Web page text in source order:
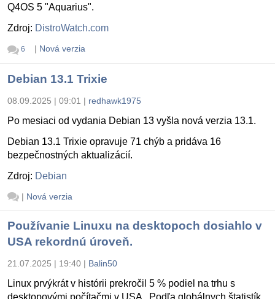
Q4OS 5 "Aquarius".
Zdroj: DistroWatch.com
6 | Nová verzia
Debian 13.1 Trixie
08.09.2025 | 09:01 | redhawk1975
Po mesiaci od vydania Debian 13 vyšla nová verzia 13.1.
Debian 13.1 Trixie opravuje 71 chýb a pridáva 16
bezpečnostných aktualizácií.
Zdroj: Debian
| Nová verzia
Používanie Linuxu na desktopoch dosiahlo v
USA rekordnú úroveň.
21.07.2025 | 19:40 | Balin50
Linux prvýkrát v histórii prekročil 5 % podiel na trhu s